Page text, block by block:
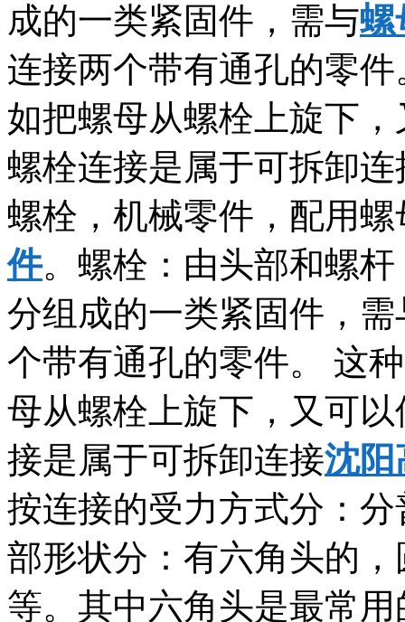
成的一类紧固件，需与螺
连接两个带有通孔的零
如把螺母从螺栓上旋下
螺栓连接是属于可拆卸连
螺栓，机械零件，配用
件。螺栓：由头部和螺
分组成的一类紧固件，
个带有通孔的零件。 这
母从螺栓上旋下，又可
接是属于可拆卸连接沈阳
按连接的受力方式分：
部形状分：有六角头的
等。其中六角头是最常